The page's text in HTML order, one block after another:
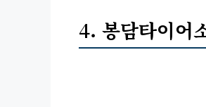
4. 봉담타이어